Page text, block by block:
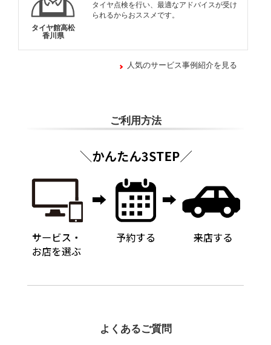
タイヤ館高松
香川県
タイヤ点検を行い、最適なアドバイスが受け
られるからおススメです。
人気のサービス事例紹介を見る
ご利用方法
よくあるご質問